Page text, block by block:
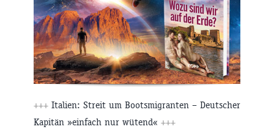
+++ Italien: Streit um Bootsmigranten – Deutscher
Kapitän »einfach nur wütend« +++